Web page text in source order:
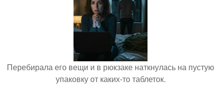
Перебирала его вещи и в рюкзаке наткнулась на пустую
упаковку от каких-то таблеток.